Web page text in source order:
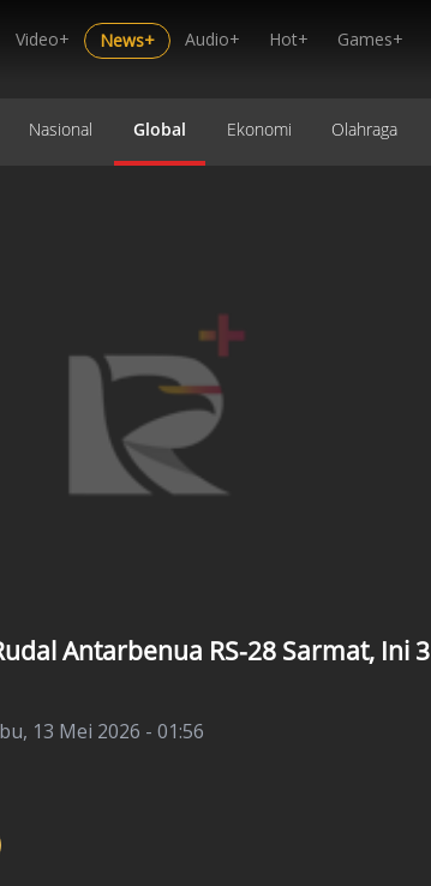
Video+ News+ Audio+ Hot+ Games+
Nasional Global Ekonomi Olahraga
Antarbenua RS-28 Sarmat, Ini 3
13 Mei 2026 - 01:56